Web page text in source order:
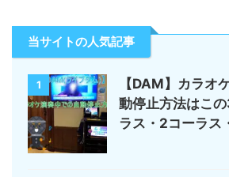
当サイトの人気記事
1
【DAM】カラオ
動停止方法はこ
ラス・2コーラス